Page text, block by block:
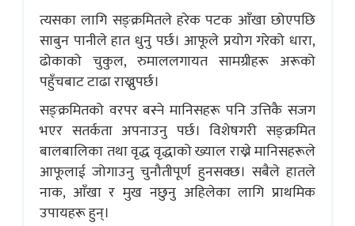
त्यसका लागि सङ्क्रमितले हरेक पटक आँखा छोएपछि
साबुन पानीले हात धुनु पर्छ। आफूले प्रयोग गरेको धारा,
ढोकाको चुकुल, रुमाललगायत सामग्रीहरू अरूको
पहुँचबाट टाढा राख्नुपर्छ।
सङ्क्रमितको वरपर बस्ने मानिसहरू पनि उत्तिकै सजग
भएर सतर्कता अपनाउनु पर्छ। विशेषगरी सङ्क्रमित
बालबालिका तथा वृद्ध वृद्धाको ख्याल राख्ने मानिसहरूले
आफूलाई जोगाउनु चुनौतीपूर्ण हुनसक्छ। सबैले हातले
नाक, आँखा र मुख नछुनु अहिलेका लागि प्राथमिक
उपायहरू हुन्।